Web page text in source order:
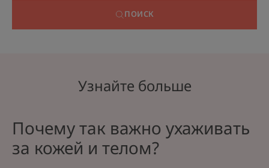
ПОИСК
Узнайте больше
Почему так важно ухаживать
за кожей и телом?